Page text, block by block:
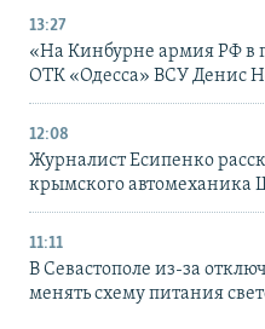
13:27
«На Кинбурне армия РФ в
ОТК «Одесса» ВСУ Денис
12:08
Журналист Есипенко
крымского автомеханика
11:11
В Севастополе из-за
менять схему питания